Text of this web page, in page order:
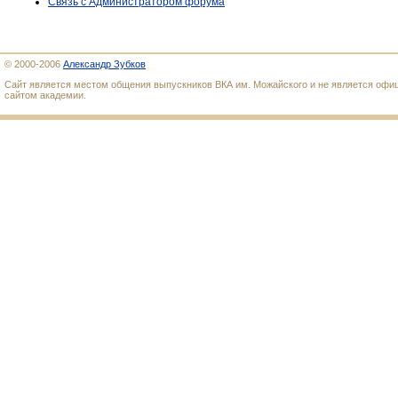
© 2000-2006 Александр Зубков
Сайт является местом общения выпускников ВКА им. Можайского и не является
сайтом академии.